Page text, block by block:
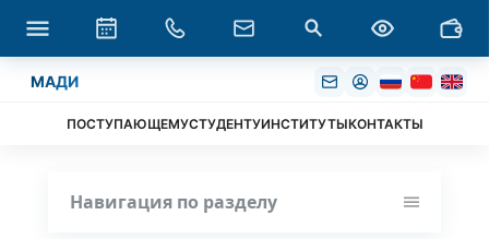
МАДИ
ПОСТУПАЮЩЕМУСТУДЕНТУИНСТИТУТЫКОНТАКТЫ
Навигация по разделу